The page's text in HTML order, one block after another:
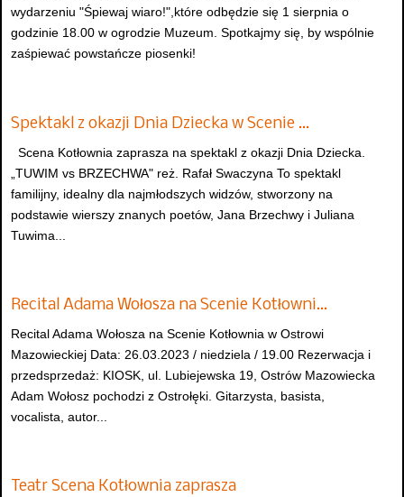
wydarzeniu "Śpiewaj wiaro!",które odbędzie się 1 sierpnia o
godzinie 18.00 w ogrodzie Muzeum. Spotkajmy się, by wspólnie
zaśpiewać powstańcze piosenki!
Spektakl z okazji Dnia Dziecka w Scenie …
Scena Kotłownia zaprasza na spektakl z okazji Dnia Dziecka.
„TUWIM vs BRZECHWA" reż. Rafał Swaczyna To spektakl
familijny, idealny dla najmłodszych widzów, stworzony na
podstawie wierszy znanych poetów, Jana Brzechwy i Juliana
Tuwima...
Recital Adama Wołosza na Scenie Kotłowni…
Recital Adama Wołosza na Scenie Kotłownia w Ostrowi
Mazowieckiej Data: 26.03.2023 / niedziela / 19.00 Rezerwacja i
przedsprzedaż: KIOSK, ul. Lubiejewska 19, Ostrów Mazowiecka
Adam Wołosz pochodzi z Ostrołęki. Gitarzysta, basista,
vocalista, autor...
Teatr Scena Kotłownia zaprasza